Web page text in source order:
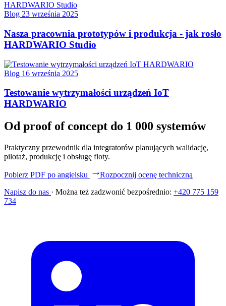
Blog 23 września 2025
Nasza pracownia prototypów i produkcja - jak rosło
HARDWARIO Studio
Blog 16 września 2025
Testowanie wytrzymałości urządzeń IoT
HARDWARIO
Od proof of concept do 1 000 systemów
Praktyczny przewodnik dla integratorów planujących walidację,
pilotaż, produkcję i obsługę floty.
Pobierz PDF po angielsku
Rozpocznij ocenę techniczną
Napisz do nas · Można też zadzwonić bezpośrednio: +420 775 159
734